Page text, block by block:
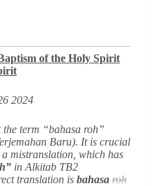
of the Holy Spirit
2024
the term “bahasa roh”
Baru). It is crucial
mistranslation, which has
in Alkitab TB2
translation is bahasa roh